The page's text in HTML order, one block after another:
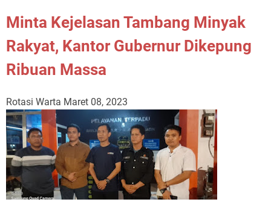
Minta Kejelasan Tambang Minyak
Rakyat, Kantor Gubernur Dikepung
Ribuan Massa
Rotasi Warta Maret 08, 2023